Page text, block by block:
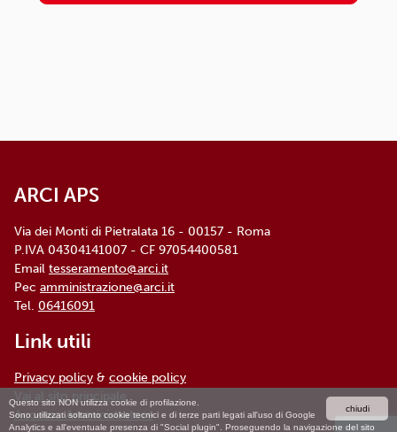
chiudi
Questo sito NON utilizza cookie di profilazione.
Sono utilizzati soltanto cookie tecnici e di terze parti legati all'uso di Google
Analytics e all'eventuale presenza di "Social plugin". Proseguendo la navigazione del sito
ARCI APS
Via dei Monti di Pietralata 16 - 00157 - Roma
P.IVA 04304141007 - CF 97054400581
Email tesseramento@arci.it
Pec amministrazione@arci.it
Tel. 06416091
Link utili
Privacy policy & cookie policy
Vai al sito principale
Accesso Amministratore